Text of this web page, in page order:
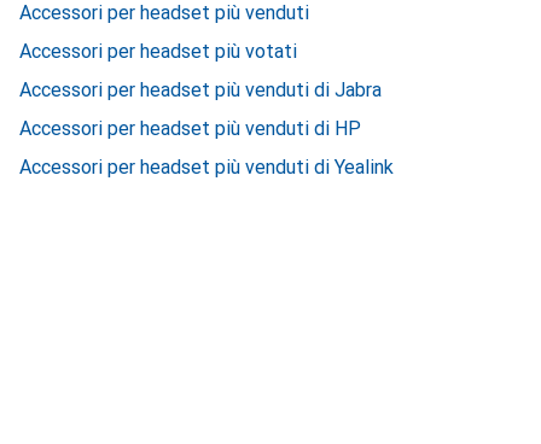
Accessori per headset più venduti
Accessori per headset più votati
Accessori per headset più venduti di Jabra
Accessori per headset più venduti di HP
Accessori per headset più venduti di Yealink